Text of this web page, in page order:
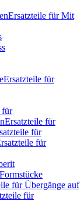
Ersatzteile für Mit
Ersatzteile für
für
Ersatzteile für
für
für
Formstücke
für Übergänge auf
für